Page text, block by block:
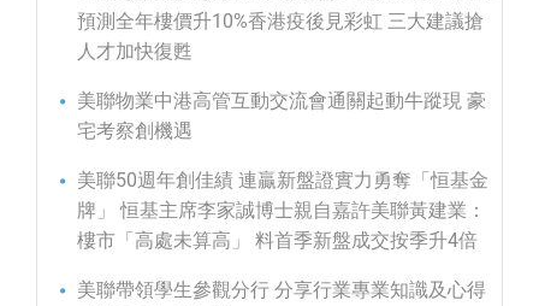
預測全年樓價升10%香港疫後見彩虹 三大建議搶
人才加快復甦
美聯物業中港高管互動交流會通關起動牛蹤現 豪
宅考察創機遇
美聯50週年創佳績 連贏新盤證實力勇奪「恒基金
牌」 恒基主席李家誠博士親自嘉許美聯黃建業：
樓市「高處未算高」 料首季新盤成交按季升4倍
美聯帶領學生參觀分行 分享行業專業知識及心得